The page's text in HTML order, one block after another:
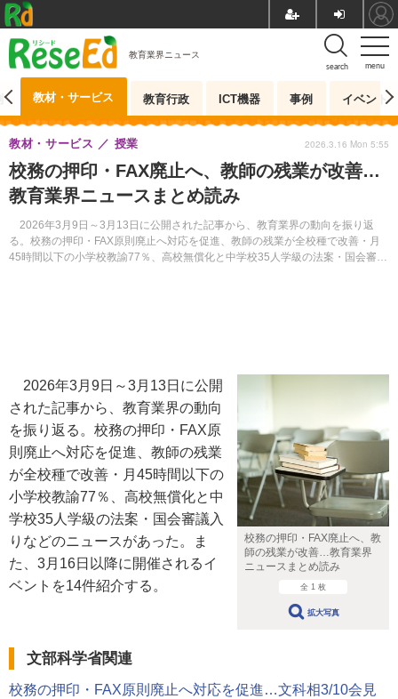
menu
search
教育業界ニュース
教材・サービス 教育行政 ICT機器 事例 イベント
校務の押印・FAX廃止へ、教師の残業が改善…
教育業界ニュースまとめ読み
2026年3月9日～3月13日に公開された記事から、教育業界の動向を振り返
る。校務の押印・FAX原則廃止へ対応を促進、教師の残業が全校種で改善・月
45時間以下の小学校教諭77％、高校無償化と中学校35人学級の法案・国会審議
教材・サービス 授業 2026.3.16 Mon 5:55
校務の押印・FAX廃止へ、教
師の残業が改善…教育業界
ニュースまとめ読み
全 1 枚
拡大写真
2026年3月9日～3月13日に公開
された記事から、教育業界の動向
を振り返る。校務の押印・FAX原
則廃止へ対応を促進、教師の残業
が全校種で改善・月45時間以下の
小学校教諭77％、高校無償化と中
学校35人学級の法案・国会審議入
りなどのニュースがあった。ま
た、3月16日以降に開催されるイ
ベントを14件紹介する。
文部科学省関連
校務の押印・FAX原則廃止へ対応を促進…文科相3/10会見